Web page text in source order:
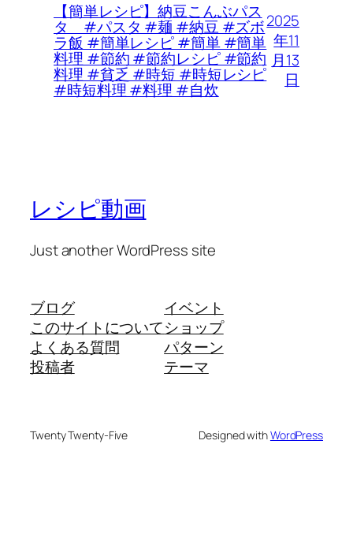
【簡単レシピ】納豆こんぶパス
タ #パスタ #麺 #納豆 #ズボ
ラ飯 #簡単レシピ #簡単 #簡単
料理 #節約 #節約レシピ #節約
料理 #貧乏 #時短 #時短レシピ
#時短料理 #料理 #自炊
2025
年11
月13
日
レシピ動画
Just another WordPress site
ブログ
このサイトについて
よくある質問
投稿者
イベント
ショップ
パターン
テーマ
Twenty Twenty-Five Designed withWordPress